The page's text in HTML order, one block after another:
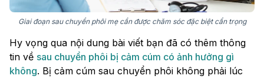
Giai đoạn sau chuyển phôi mẹ cần được chăm sóc đặc biệt cẩn trọng
Hy vọng qua nội dung bài viết bạn đã có thêm thông
tin về sau chuyển phôi bị cảm cúm có ảnh hưởng gì
không. Bị cảm cúm sau chuyển phôi không phải lúc